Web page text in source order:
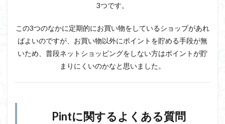
3つです。
この3つのなかに定期的にお買い物をしているショップがあれ
ばよいのですが、お買い物以外にポイントを貯める手段が無
いため、普段ネットショッピングをしない方はポイントが貯
まりにくいのかなと思いました。
Pintに関するよくある質問